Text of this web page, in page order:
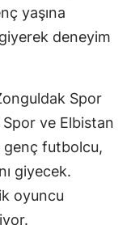
yaşına
deneyim
Spor
ve Elbistan
genç futbolcu,
giyecek.
oyuncu